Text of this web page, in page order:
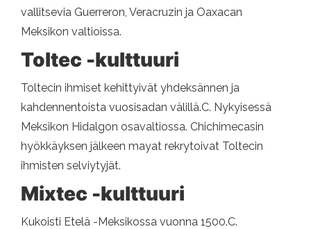
vallitsevia Guerreron, Veracruzin ja Oaxacan
Meksikon valtioissa.
Toltec -kulttuuri
Toltecin ihmiset kehittyivät yhdeksännen ja
kahdennentoista vuosisadan välillä.C. Nykyisessä
Meksikon Hidalgon osavaltiossa. Chichimecasin
hyökkäyksen jälkeen mayat rekrytoivat Toltecin
ihmisten selviytyjät.
Mixtec -kulttuuri
Kukoisti Etelä -Meksikossa vuonna 1500.C.